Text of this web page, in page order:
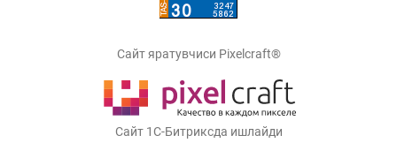
Сайт яратувчиси Pixelcraft®
Сайт 1C-Битриксда ишлайди